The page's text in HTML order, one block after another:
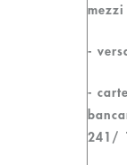
-
-
241/